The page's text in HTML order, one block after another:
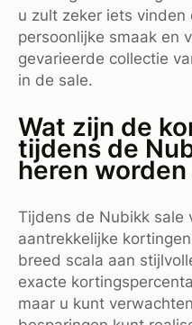
u zult zeker iets
persoonlijke smaak en
gevarieerde collectie
in de sale.
Wat zijn de
tijdens de
heren
Tijdens de Nubikk sale
aantrekkelijke
breed scala aan
exacte
maar u kunt